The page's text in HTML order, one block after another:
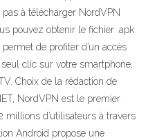
à télécharger NordVPN
pouvez obtenir le fichier .apk
de profiter d’un accès
clic sur votre smartphone,
Choix de la rédaction de
NordVPN est le premier
millions d’utilisateurs à travers
Android propose une